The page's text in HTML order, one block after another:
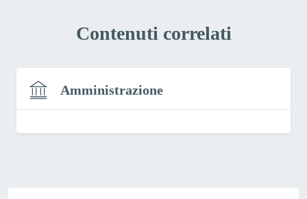
Contenuti correlati
Amministrazione